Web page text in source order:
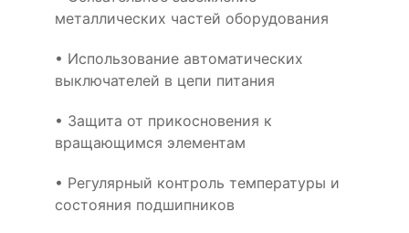
металлических частей оборудования
• Использование автоматических
выключателей в цепи питания
• Защита от прикосновения к
вращающимся элементам
• Регулярный контроль температуры и
состояния подшипников